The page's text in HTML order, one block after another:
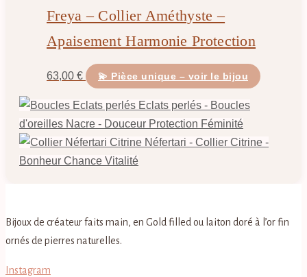
Freya – Collier Améthyste –
Apaisement Harmonie Protection
63,00 € 💫 Pièce unique – voir le bijou
Eclats perlés - Boucles
d'oreilles Nacre - Douceur Protection Féminité
Néfertari - Collier Citrine -
Bonheur Chance Vitalité
Bijoux de créateur faits main, en Gold filled ou laiton doré à l’or fin
ornés de pierres naturelles.
Instagram